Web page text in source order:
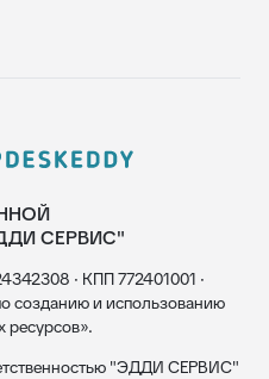
СЕРВИС"
· КПП 772401001 ·
созданию и использованию
"ЭДДИ СЕРВИС"